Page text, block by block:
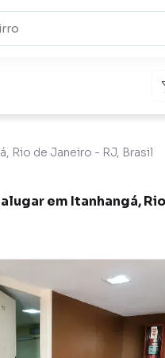
Rio de Janeiro - RJ, Brasil
em Itanhangá,